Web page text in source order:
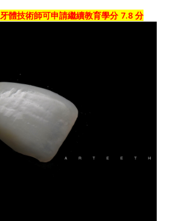
牙體技術師可申請繼續教育學分 7.8 分